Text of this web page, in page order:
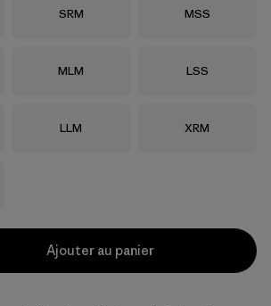
Taille
SRM Taille
MSS
Taille
MLM Taille
LSS
Taille
LLM Taille
XRM
Ajouter au panier